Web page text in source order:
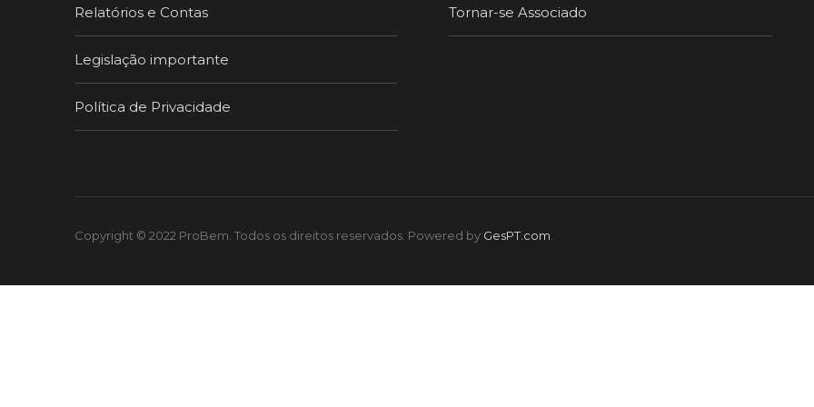
Relatórios e Contas
Legislação importante
Política de Privacidade
Tornar-se Associado
Copyright © 2022 ProBem. Todos os direitos reservados. Powered by GesPT.com